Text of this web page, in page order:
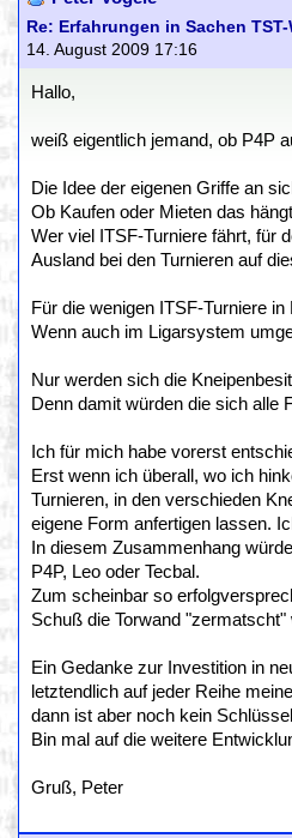
Re: Erfahrungen in Sachen
14. August 2009 17:16
Hallo,
weiß eigentlich jemand, ob P4P
Die Idee der eigenen Griffe an
Ob Kaufen oder Mieten das
Wer viel ITSF-Turniere fährt, für
Ausland bei den Turnieren auf
Für die wenigen ITSF-Turniere
Wenn auch im Ligarsystem
Nur werden sich die
Denn damit würden die sich alle
Ich für mich habe vorerst
Erst wenn ich überall, wo ich
Turnieren, in den verschieden
eigene Form anfertigen lassen.
In diesem Zusammenhang
P4P, Leo oder Tecbal.
Zum scheinbar so
Schuß die Torwand
Ein Gedanke zur Investition in
letztendlich auf jeder Reihe
dann ist aber noch kein
Bin mal auf die weitere
Gruß, Peter